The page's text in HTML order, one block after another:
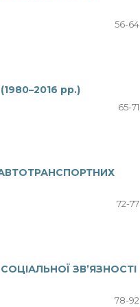
56-64
рр.)
65-71
72-77
ЗВ’ЯЗНОСТІ
78-92